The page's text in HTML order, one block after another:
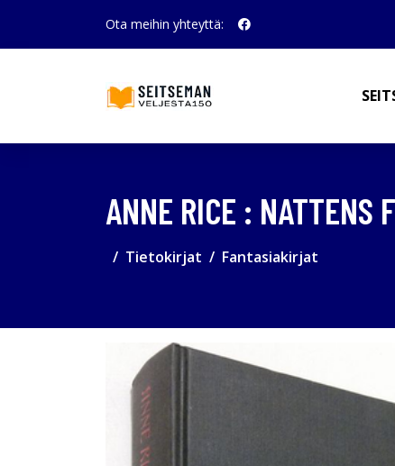
Ota meihin yhteyttä:
ANNE RICE : NATTENS
Tietokirjat Fantasiakirjat